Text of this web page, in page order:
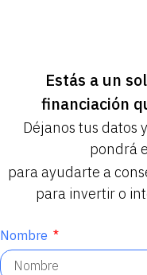
Estás a un
financiación
Déjanos tus datos
pondrá
para ayudarte a
para invertir o
Nombre